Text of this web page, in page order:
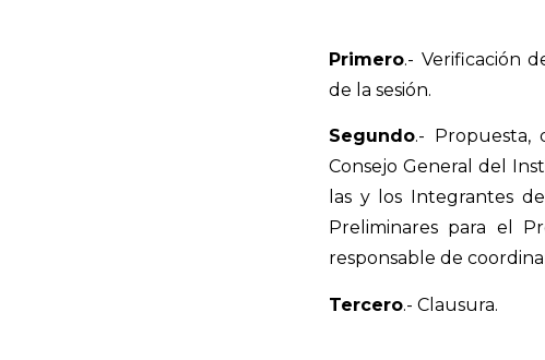
Primero.- Verificación
de la sesión.
Segundo.- Propuesta,
Consejo General del
las y los Integrantes
Preliminares para el
responsable de
Tercero.- Clausura.